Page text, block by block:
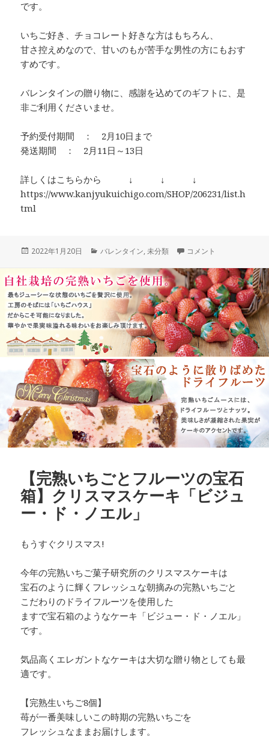
です。
いちご好き、チョコレート好きな方はもちろん、
甘さ控えめなので、甘いのもが苦手な男性の方にもおす
すめです。
バレンタインの贈り物に、感謝を込めてのギフトに、是
非ご利用くださいませ。
予約受付期間 ： 2月10日まで
発送期間 ： 2月11日～13日
詳しくはこちらから ↓ ↓ ↓
https://www.kanjyukuichigo.com/SHOP/206231/list.h
tml
投
2022年1月20日
カ
リ
ー
バレンタイン,未分類 「朝摘み完熟いちごの
コメント
【完熟いちごとフルーツの宝石
箱】クリスマスケーキ「ビジュ
ー・ド・ノエル」
もうすぐクリスマス!
今年の完熟いちご菓子研究所のクリスマスケーキは
宝石のように輝くフレッシュな朝摘みの完熟いちごと
こだわりのドライフルーツを使用した
ますで宝石箱のようなケーキ「ビジュー・ド・ノエル」
です。
気品高くエレガントなケーキは大切な贈り物としても最
適です。
【完熟生いちご8個】
苺が一番美味しいこの時期の完熟いちごを
フレッシュなままお届けします。